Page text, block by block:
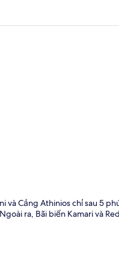
và Cảng Athinios chỉ sau 5
ra, Bãi biển Kamari và